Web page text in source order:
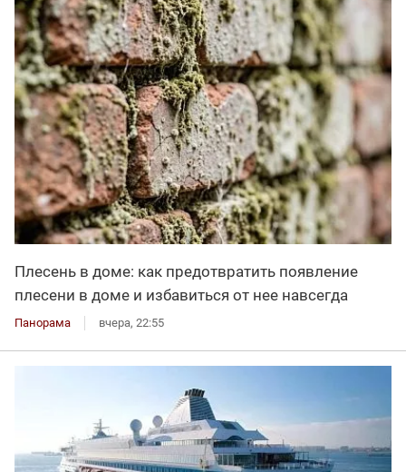
Плесень в доме: как предотвратить появление
плесени в доме и избавиться от нее навсегда
Панорама вчера, 22:55